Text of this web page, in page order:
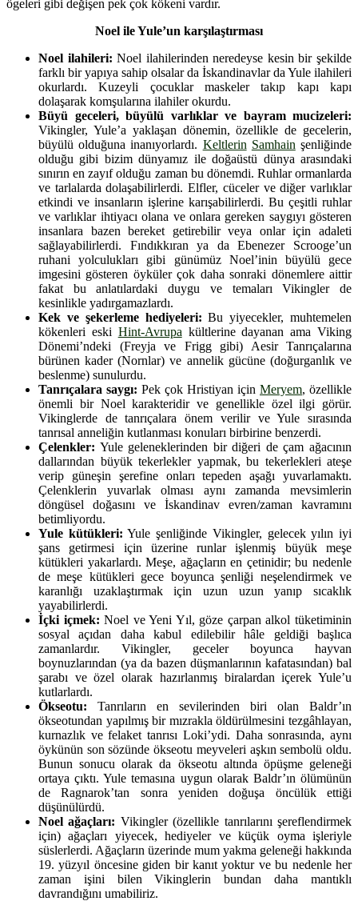
ögeleri gibi değişen pek çok kökeni vardır.
Noel ile Yule’un karşılaştırması
Noel ilahileri:Noel ilahilerinden neredeyse kesin bir şekilde
farklı bir yapıya sahip olsalar da İskandinavlar da Yule ilahileri
okurlardı. Kuzeyli çocuklar maskeler takıp kapı kapı
dolaşarak komşularına ilahiler okurdu.
Büyü geceleri, büyülü varlıklar ve bayram mucizeleri:
Vikingler, Yule’a yaklaşan dönemin, özellikle de gecelerin,
büyülü olduğuna inanıyorlardı. Keltlerin Samhain şenliğinde
olduğu gibi bizim dünyamız ile doğaüstü dünya arasındaki
sınırın en zayıf olduğu zaman bu dönemdi. Ruhlar ormanlarda
ve tarlalarda dolaşabilirlerdi. Elfler, cüceler ve diğer varlıklar
etkindi ve insanların işlerine karışabilirlerdi. Bu çeşitli ruhlar
ve varlıklar ihtiyacı olana ve onlara gereken saygıyı gösteren
insanlara bazen bereket getirebilir veya onlar için adaleti
sağlayabilirlerdi. Fındıkkıran ya da Ebenezer Scrooge’un
ruhani yolculukları gibi günümüz Noel’inin büyülü gece
imgesini gösteren öyküler çok daha sonraki dönemlere aittir
fakat bu anlatılardaki duygu ve temaları Vikingler de
kesinlikle yadırgamazlardı.
Kek ve şekerleme hediyeleri:Bu yiyecekler, muhtemelen
kökenleri eski Hint-Avrupa kültlerine dayanan ama Viking
Dönemi’ndeki (Freyja ve Frigg gibi) Aesir Tanrıçalarına
bürünen kader (Nornlar) ve annelik gücüne (doğurganlık ve
beslenme) sunulurdu.
Tanrıçalara saygı: Pek çok Hristiyan için Meryem, özellikle
önemli bir Noel karakteridir ve genellikle özel ilgi görür.
Vikinglerde de tanrıçalara önem verilir ve Yule sırasında
tanrısal anneliğin kutlanması konuları birbirine benzerdi.
Çelenkler: Yule geleneklerinden bir diğeri de çam ağacının
dallarından büyük tekerlekler yapmak, bu tekerlekleri ateşe
verip güneşin şerefine onları tepeden aşağı yuvarlamaktı.
Çelenklerin yuvarlak olması aynı zamanda mevsimlerin
döngüsel doğasını ve İskandinav evren/zaman kavramını
betimliyordu.
Yule kütükleri: Yule şenliğinde Vikingler, gelecek yılın iyi
şans getirmesi için üzerine runlar işlenmiş büyük meşe
kütükleri yakarlardı. Meşe, ağaçların en çetinidir; bu nedenle
de meşe kütükleri gece boyunca şenliği neşelendirmek ve
karanlığı uzaklaştırmak için uzun uzun yanıp sıcaklık
yayabilirlerdi.
İçki içmek: Noel ve Yeni Yıl, göze çarpan alkol tüketiminin
sosyal açıdan daha kabul edilebilir hâle geldiği başlıca
zamanlardır. Vikingler, geceler boyunca hayvan
boynuzlarından (ya da bazen düşmanlarının kafatasından) bal
şarabı ve özel olarak hazırlanmış biralardan içerek Yule’u
kutlarlardı.
Ökseotu: Tanrıların en sevilerinden biri olan Baldr’ın
ökseotundan yapılmış bir mızrakla öldürülmesini tezgâhlayan,
kurnazlık ve felaket tanrısı Loki’ydi. Daha sonrasında, aynı
öykünün son sözünde ökseotu meyveleri aşkın sembolü oldu.
Bunun sonucu olarak da ökseotu altında öpüşme geleneği
ortaya çıktı. Yule temasına uygun olarak Baldr’ın ölümünün
de Ragnarok’tan sonra yeniden doğuşa öncülük ettiği
düşünülürdü.
Noel ağaçları: Vikingler (özellikle tanrılarını şereflendirmek
için) ağaçları yiyecek, hediyeler ve küçük oyma işleriyle
süslerlerdi. Ağaçların üzerinde mum yakma geleneği hakkında
19. yüzyıl öncesine giden bir kanıt yoktur ve bu nedenle her
zaman işini bilen Vikinglerin bundan daha mantıklı
davrandığını umabiliriz.